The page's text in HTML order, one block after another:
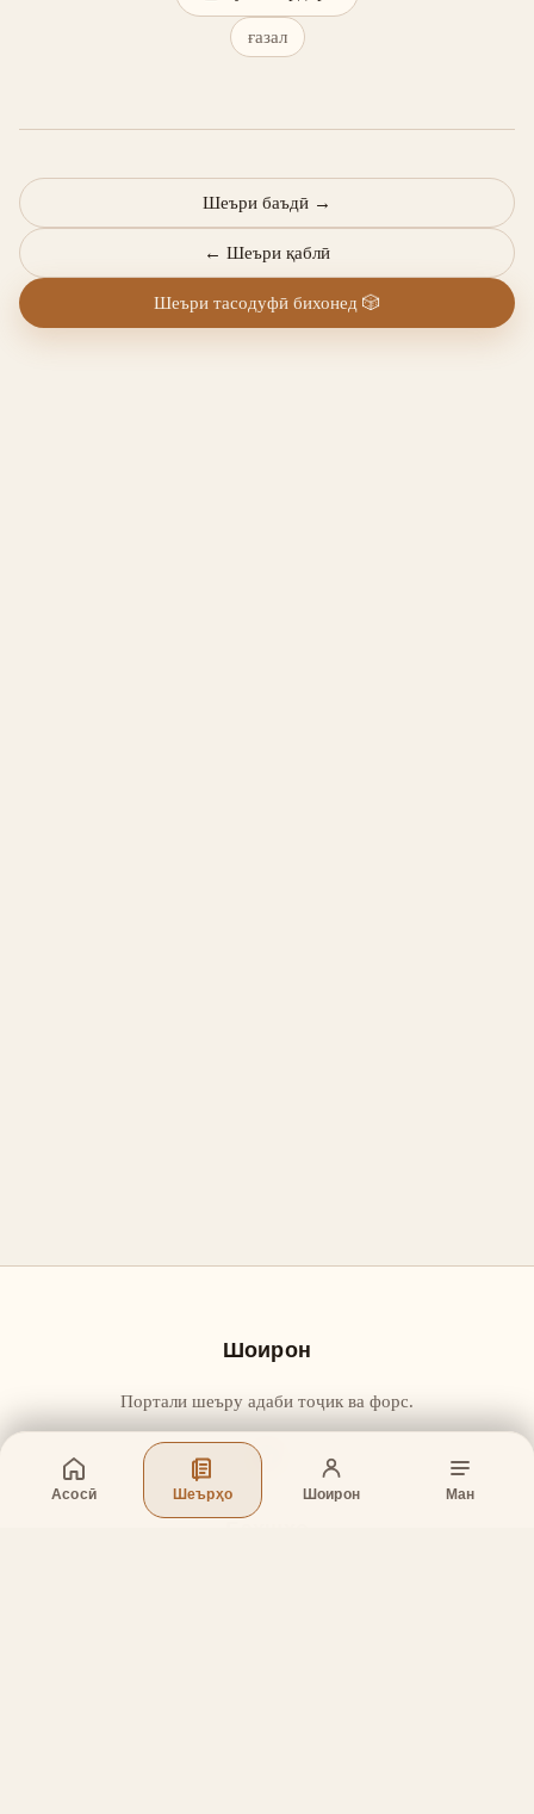
Асосӣ Шеърҳо Шоирон Ман
ғазал
← Шеъри қаблӣ
Шеъри баъдӣ →
Шеъри тасодуфӣ бихонед 🎲
Шоирон
Портали шеъру адаби тоҷик ва форс.